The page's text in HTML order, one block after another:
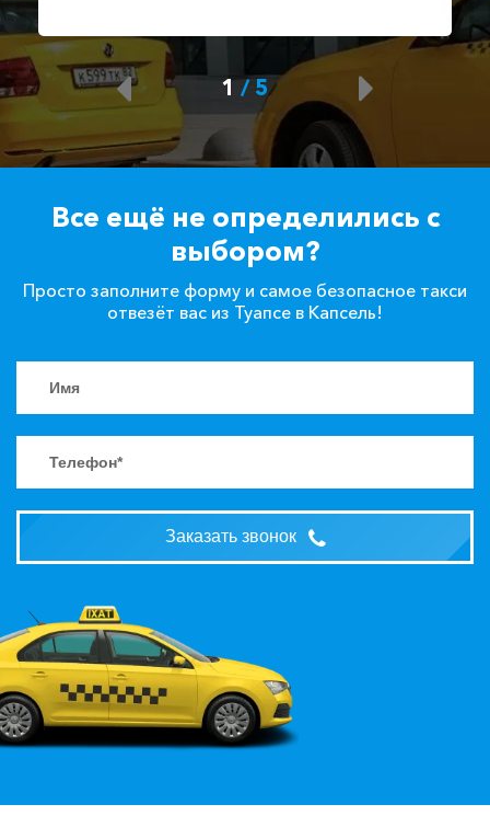
1 /5
Все ещё не определились с
выбором?
Просто заполните форму и самое безопасное такси
отвезёт вас из Туапсе в Капсель!
Заказать звонок